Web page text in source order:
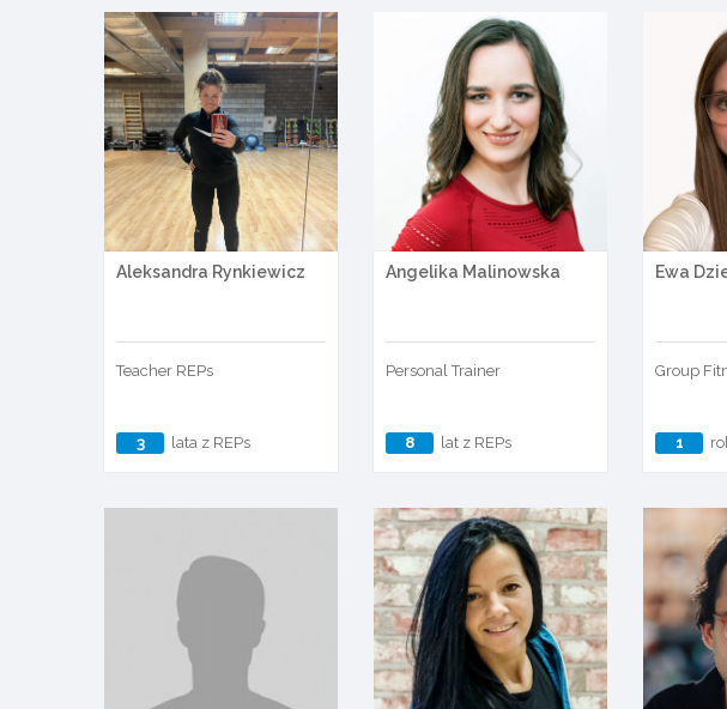
Aleksandra Rynkiewicz
Teacher REPs
3 lata z REPs
Angelika Malinowska
Personal Trainer
8 lat z REPs
Ewa
Group
1